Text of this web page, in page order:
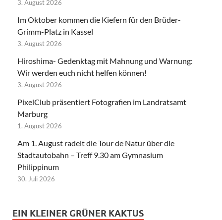
3. August 2026
Im Oktober kommen die Kiefern für den Brüder-
Grimm-Platz in Kassel
3. August 2026
Hiroshima- Gedenktag mit Mahnung und Warnung:
Wir werden euch nicht helfen können!
3. August 2026
PixelClub präsentiert Fotografien im Landratsamt
Marburg
1. August 2026
Am 1. August radelt die Tour de Natur über die
Stadtautobahn – Treff 9.30 am Gymnasium
Philippinum
30. Juli 2026
EIN KLEINER GRÜNER KAKTUS